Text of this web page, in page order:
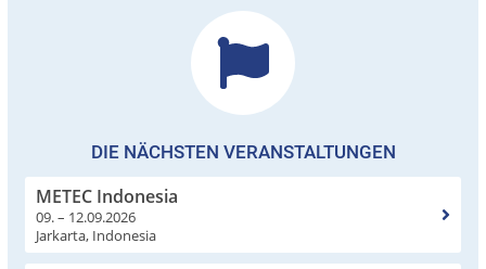
DIE NÄCHSTEN VERANSTALTUNGEN
METEC Indonesia
09. – 12.09.2026
Jarkarta, Indonesia